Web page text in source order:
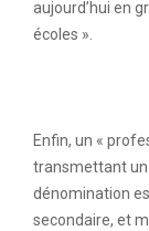
aujourd’hui en
écoles ».
Enfin, un «
transmettant un
dénomination
secondaire, et